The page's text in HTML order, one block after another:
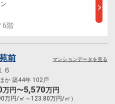
6階
前
６
か 築44年 102戸
万円〜5,570万円
万円/㎡～123.80万円/㎡）
マンションデータを見る